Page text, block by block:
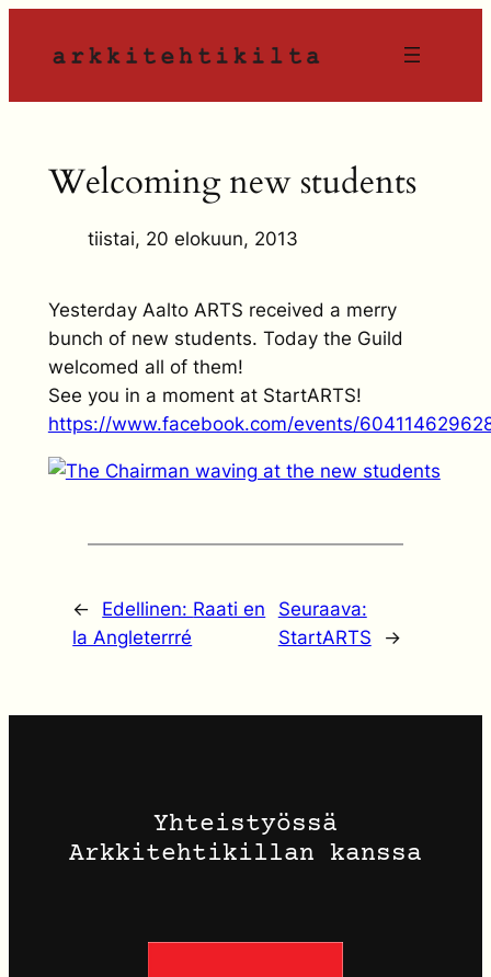
sisältöön
Welcoming new students
tiistai, 20 elokuun, 2013
Yesterday Aalto ARTS received a merry
bunch of new students. Today the Guild
welcomed all of them!
See you in a moment at StartARTS!
https://www.facebook.com/events/
← Edellinen: Raati en
la Angleterrré
Seuraava:
StartARTS
→
Yhteistyössä
Arkkitehtikillan kanssa